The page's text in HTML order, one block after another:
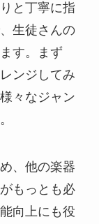
と丁寧に指
生徒さんの
す。まず
ンジしてみ
々なジャン
、他の楽器
もっとも必
向上にも役